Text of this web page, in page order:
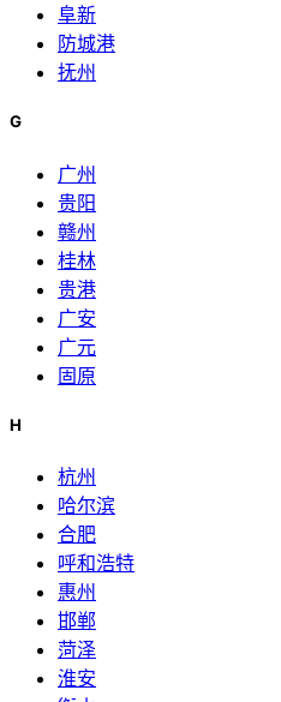
阜新
防城港
抚州
G
广州
贵阳
赣州
桂林
贵港
广安
广元
固原
H
杭州
哈尔滨
合肥
呼和浩特
惠州
邯郸
菏泽
淮安